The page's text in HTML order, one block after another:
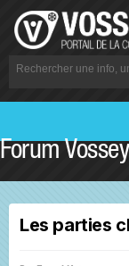
Forum
Les parties